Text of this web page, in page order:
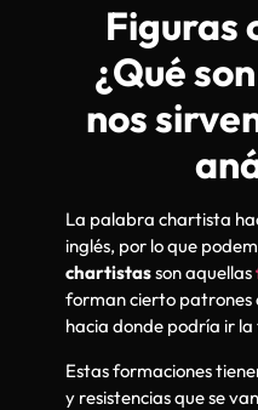
Figuras
¿Qué
nos
La palabra chartista
inglés, por lo que
chartistasson aquellas
forman cierto patrones
hacia donde podría ir
Estas formaciones
y resistencias que se